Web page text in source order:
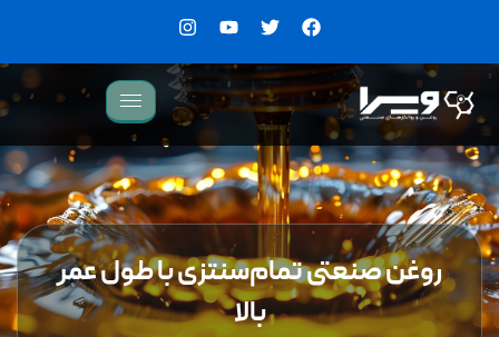
صنعتی تمام‌سنتزی با طول عمر
بالا